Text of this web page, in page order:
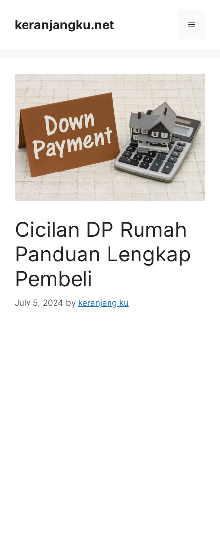
contentkeranjangku.net Menu
Cicilan DP Rumah
Panduan Lengkap
Pembeli
July 5, 2024 by keranjang ku